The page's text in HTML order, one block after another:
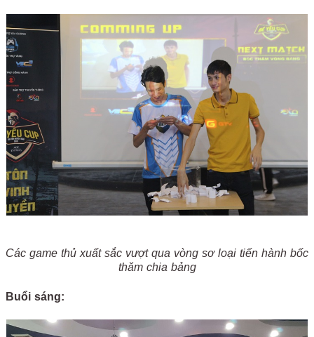
Các game thủ xuất sắc vượt qua vòng sơ loại tiến hành bốc
thăm chia bảng
Buổi sáng: